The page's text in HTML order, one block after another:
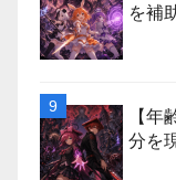
を補
【年
分を